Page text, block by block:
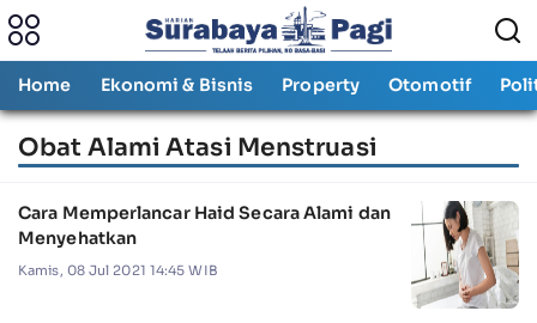
Home Ekonomi & Bisnis Property Otomotif
Obat Alami Atasi Menstruasi
Cara Memperlancar Haid Secara Alami dan
Menyehatkan
Kamis, 08 Jul 2021 14:45 WIB